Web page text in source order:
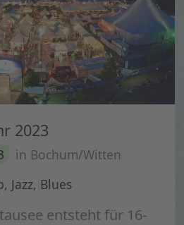
2023
in Bochum/Witten
Jazz, Blues
entsteht für 16-